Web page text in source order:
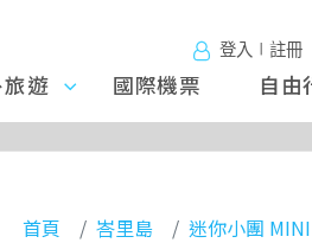
登入∣註冊
旅遊 國際機票 自由
首頁 峇里島 迷你小團